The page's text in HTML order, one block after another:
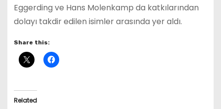
Eggerding ve Hans Molenkamp da katkılarından
dolayı takdir edilen isimler arasında yer aldı.
Share this:
Related